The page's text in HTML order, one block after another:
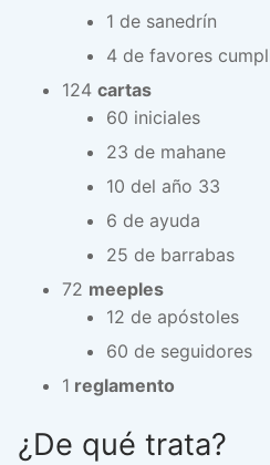
1 de sanedrín
4 de favores
124 cartas
60 iniciales
23 de mahane
10 del año 33
6 de ayuda
25 de barrabas
72 meeples
12 de apóstoles
60 de seguidores
1 reglamento
¿De qué trata?